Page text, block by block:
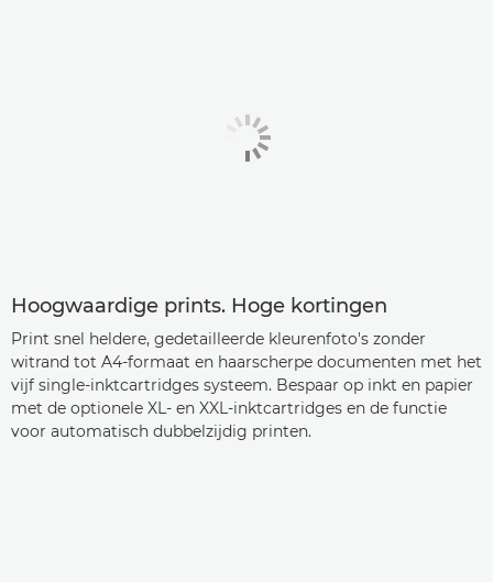
Hoogwaardige prints. Hoge kortingen
Print snel heldere, gedetailleerde kleurenfoto's zonder
witrand tot A4-formaat en haarscherpe documenten met het
vijf single-inktcartridges systeem. Bespaar op inkt en papier
met de optionele XL- en XXL-inktcartridges en de functie
voor automatisch dubbelzijdig printen.